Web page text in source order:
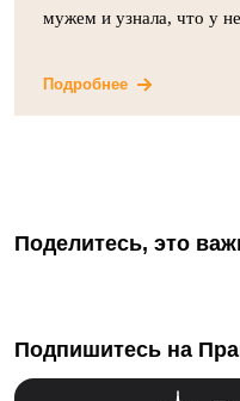
мужем и узнала, что у
Подробнее
Поделитесь, это
Подпишитесь на